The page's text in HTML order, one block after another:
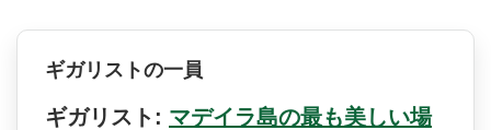
ギガリストの一員
ギガリスト: マデイラ島の最も美しい場